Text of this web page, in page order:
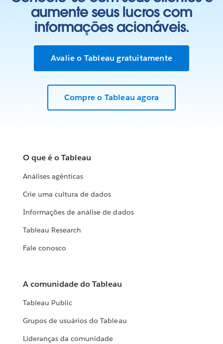
aumente seus lucros com
informações acionáveis.
Avalie o Tableau gratuitamente
Compre o Tableau agora
O que é o Tableau
Análises agênticas
Crie uma cultura de dados
Informações de análise de dados
Tableau Research
Fale conosco
A comunidade do Tableau
Tableau Public
Grupos de usuários do Tableau
Lideranças da comunidade